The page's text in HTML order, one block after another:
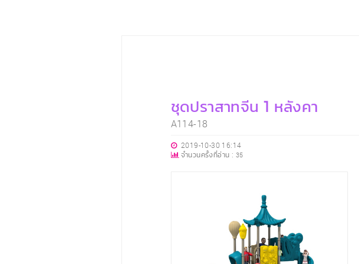
ชุดปราสาทจีน 1 หลังคา
A114-18
2019-10-30 16:14
จำนวนครั้งที่อ่าน : 35